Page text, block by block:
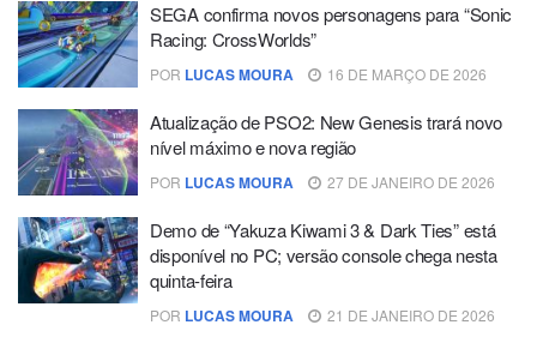
SEGA confirma novos personagens para “Sonic
Racing: CrossWorlds”
POR LUCAS MOURA 16 DE MARÇO DE 2026
Atualização de PSO2: New Genesis trará novo
nível máximo e nova região
POR LUCAS MOURA 27 DE JANEIRO DE 2026
Demo de “Yakuza Kiwami 3 & Dark Ties” está
disponível no PC; versão console chega nesta
quinta-feira
POR LUCAS MOURA 21 DE JANEIRO DE 2026